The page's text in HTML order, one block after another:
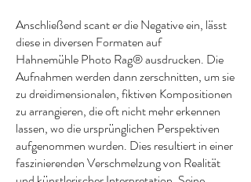
Anschließend scant er die Negative ein, lässt
diese in diversen Formatenauf
HahnemühlePhoto Rag® ausdrucken. Die
Aufnahmen werden dannzerschnitten, um sie
zu dreidimensionalen, fiktiven Kompositionen
zu arrangieren, die oft nicht mehr erkennen
lassen, wo die ursprünglichen Perspektiven
aufgenommen wurden. Dies resultiert in einer
faszinierenden Verschmelzung von Realität